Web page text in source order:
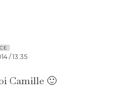
/ 13:35
Camille 🙂